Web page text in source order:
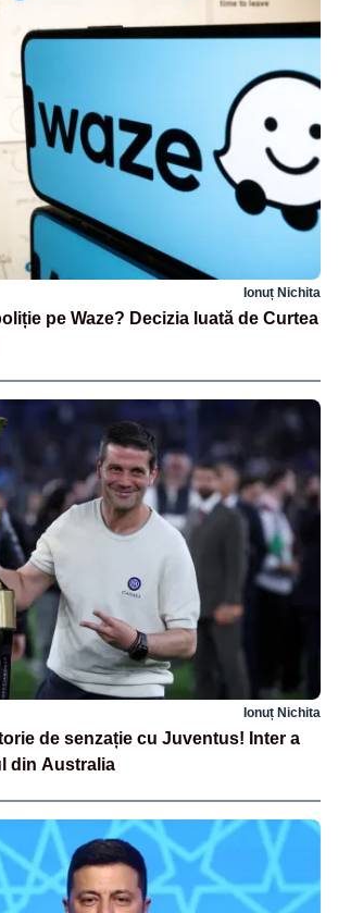
Ionuț Nichita
pe Waze? Decizia luată de Curtea
Ionuț Nichita
de senzație cu Juventus! Inter a
din Australia